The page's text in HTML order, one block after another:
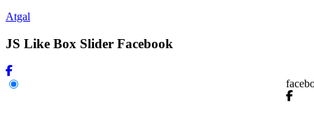
Atgal
JS Like Box Slider Facebook